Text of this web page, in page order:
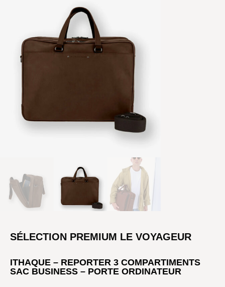
SÉLECTION PREMIUM LE VOYAGEUR
ITHAQUE – REPORTER 3 COMPARTIMENTS
SAC BUSINESS – PORTE ORDINATEUR